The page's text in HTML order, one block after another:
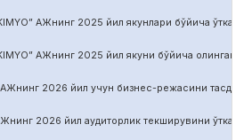
АЖнинг 2025 йил якунлари бўйича
АЖнинг 2025 йил якуни бўйича олинган соф
АЖнинг 2026 йил учун бизнес-режасини
2026 йил аудиторлик текширувини